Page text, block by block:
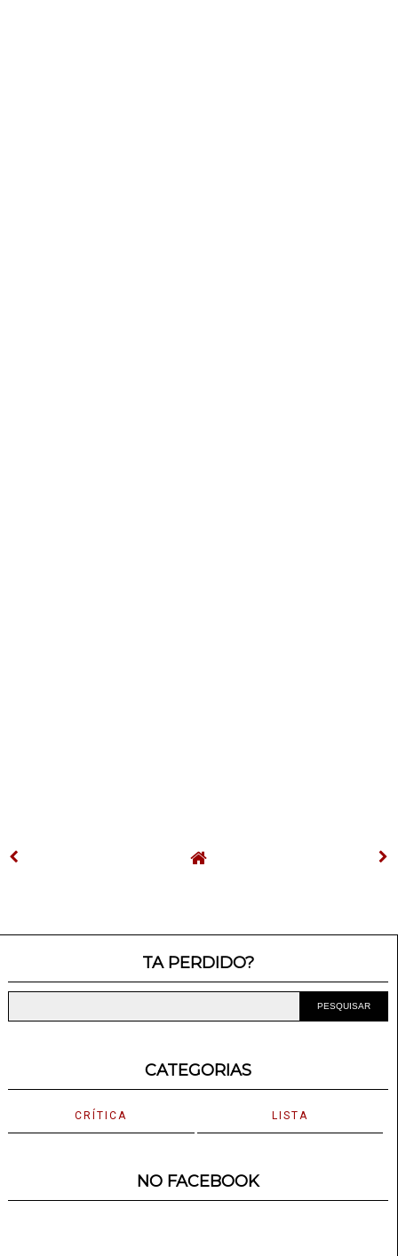
TA PERDIDO?
CATEGORIAS
CRÍTICA LISTA
NO FACEBOOK